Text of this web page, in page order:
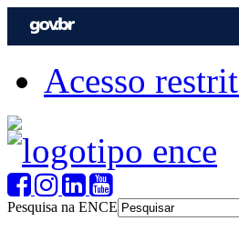
Acesso
Pesquisa na ENCE